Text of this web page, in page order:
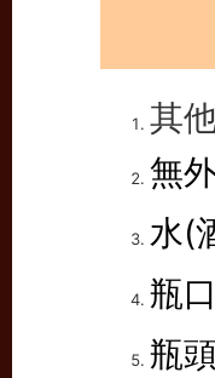
其
無
水(
瓶
瓶